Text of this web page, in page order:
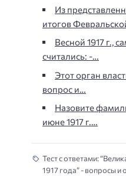
Из
итогов
Весной 1917 г.,
считались: -…
Этот орган
вопрос и…
Назовите
июне 1917 г.…
Тест с ответами:
1917 года” - вопросы и